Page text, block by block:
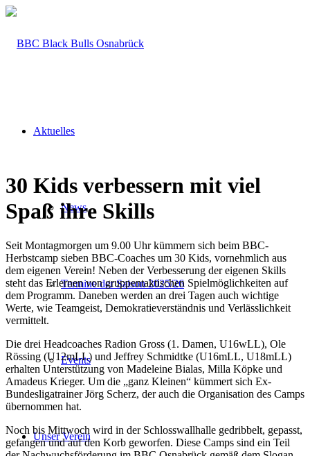
Aktuelles
News
Termine der Saison 2025/26
Events
Unser Verein
30 Kids verbessern mit viel
Spaß ihre Skills
Seit Montagmorgen um 9.00 Uhr kümmern sich beim BBC-
Herbstcamp sieben BBC-Coaches um 30 Kids, vornehmlich aus
dem eigenen Verein! Neben der Verbesserung der eigenen Skills
steht das Erlernen von gruppentaktischen Spielmöglichkeiten auf
dem Programm. Daneben werden an drei Tagen auch wichtige
Werte, wie Teamgeist, Demokratieverständnis und Verlässlichkeit
vermittelt.
Die drei Headcoaches Radion Gross (1. Damen, U16wLL), Ole
Rössing (U12mLL) und Jeffrey Schmidtke (U16mLL, U18mLL)
erhalten Unterstützung von Madeleine Bialas, Milla Köpke und
Amadeus Krieger. Um die „ganz Kleinen“ kümmert sich Ex-
Bundesligatrainer Jörg Scherz, der auch die Organisation des Camps
übernommen hat.
Noch bis Mittwoch wird in der Schlosswallhalle gedribbelt, gepasst,
gefangen und auf den Korb geworfen. Diese Camps sind ein Teil